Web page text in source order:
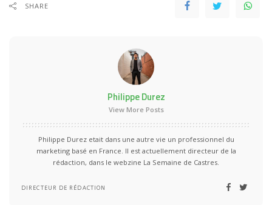
SHARE
Philippe Durez
View More Posts
Philippe Durez etait dans une autre vie un professionnel du
marketing basé en France. Il est actuellement directeur de la
rédaction, dans le webzine La Semaine de Castres.
DIRECTEUR DE RÉDACTION